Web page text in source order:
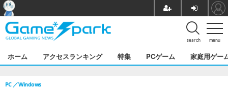
menu
search
ホーム アクセスランキング 特集 PCゲーム 家庭用ゲー
PC Windows